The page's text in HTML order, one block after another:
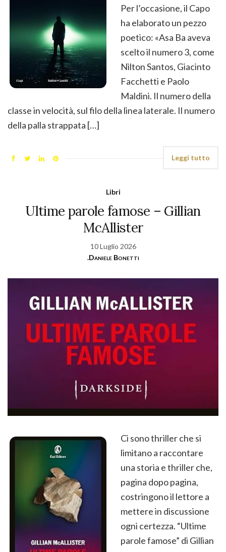
Per l’occasione, il Capo
ha elaborato un pezzo
poetico: «Asa Ba aveva
scelto il numero 3, come
Nìlton Santos, Giacinto
Facchetti e Paolo
Maldini. Il numero della
classe in velocità, sul filo della linea laterale. Il numero
della palla strappata […]
Leggi tutto
Libri
Ultime parole famose – Gillian
McAllister
10 Luglio 2026
.Daniele Bonetti
Ci sono thriller che si
limitano a raccontare
una storia e thriller che,
pagina dopo pagina,
costringono il lettore a
mettere in discussione
ogni certezza. “Ultime
parole famose” di Gillian